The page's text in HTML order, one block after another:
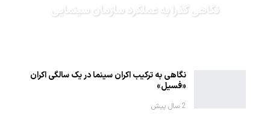
نگاهی گذرا به عملکرد سازمان سینمایی
نگاهی به ترکیب اکران سینما در یک سالگی اکران
«فسیل»
2 سال پیش